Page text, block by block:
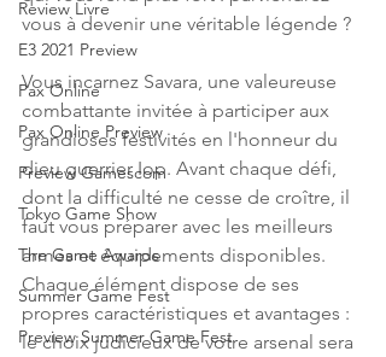
Review Livre
E3 2021 Preview
Pax Online
Pax Online Preview
Preview Gamescom
Tokyo Game Show
The Game Awards
Summer Game Fest
Preview Summer Game Fest
vous à devenir une véritable légende ?
Vous incarnez Savara, une valeureuse
combattante invitée à participer aux
grandioses festivités en l'honneur du
dieu guerrier Iop. Avant chaque défi,
dont la difficulté ne cesse de croître, il
faut vous préparer avec les meilleurs
armes et équipements disponibles.
Chaque élément dispose de ses
propres caractéristiques et avantages :
le choix judicieux de votre arsenal sera